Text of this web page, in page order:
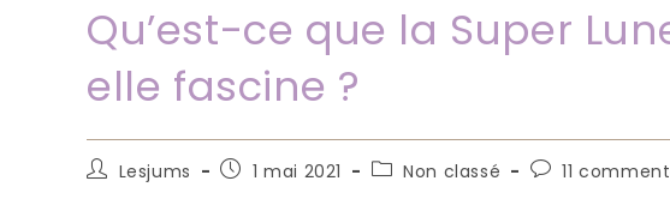
Qu’est-ce que la Super
elle fascine ?
Auteur/autrice
Lesjums
Publication
1 mai 2021
PostNon classé
Commentaires
11